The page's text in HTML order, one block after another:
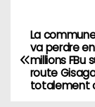
de
La
va perdre
millions FBu
route
totalement